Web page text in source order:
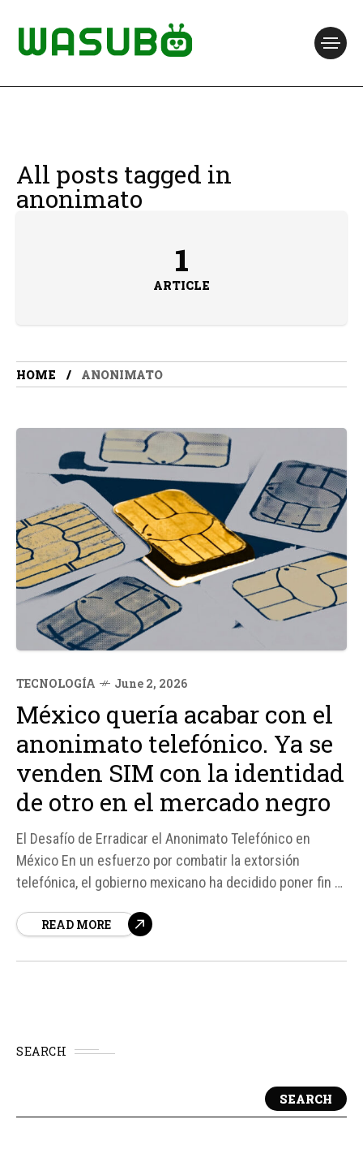
All posts tagged in
anonimato
1
ARTICLE
HOME ANONIMATO
TECNOLOGÍA June 2, 2026
México quería acabar con el
anonimato telefónico. Ya se
venden SIM con la identidad
de otro en el mercado negro
El Desafío de Erradicar el Anonimato Telefónico en
México En un esfuerzo por combatir la extorsión
telefónica, el gobierno mexicano ha decidido poner fin al
fecha límite del 30 de junio para que todos los usuarios
READ MORE
SEARCH
SEARCH